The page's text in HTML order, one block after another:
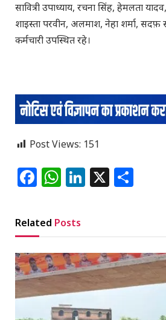
सावित्री उपाध्याय, रचना सिंह, हेमलता
शाइस्ता परवीन, अलमाश, नेहा शर्मा,
कर्मचारी उपस्थित रहे।
Post Views: 151
Facebook
WhatsApp
LinkedIn
X
Related Posts